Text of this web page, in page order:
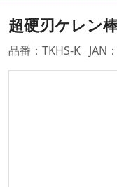
超硬刃ケレン
品番：TKHS-K JAN